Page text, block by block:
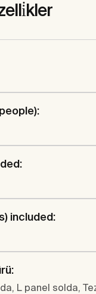
included:
L panel solda,